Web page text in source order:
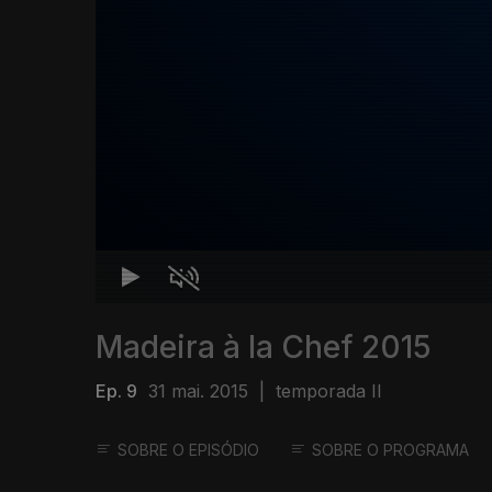
Madeira à la Chef 2015
Ep. 9 31 mai. 2015 temporada II
SOBRE O EPISÓDIO SOBRE O PROGRAMA